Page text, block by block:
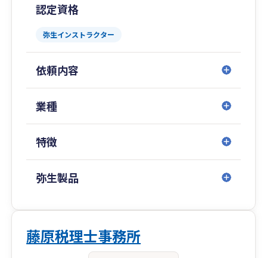
本金100万円にて設立。
認定資格
弥生インストラクター
依頼内容
業種
特徴
弥生製品
藤原税理士事務所